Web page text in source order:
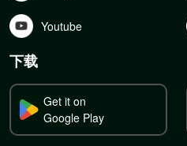
Youtube
下载
Get it on
Google Play